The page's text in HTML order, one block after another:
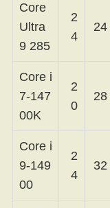
Core
Ultra
9 285
2
4
24
Core i
7-147
00K
2
0
28
Core i
9-149
00
2
4
32